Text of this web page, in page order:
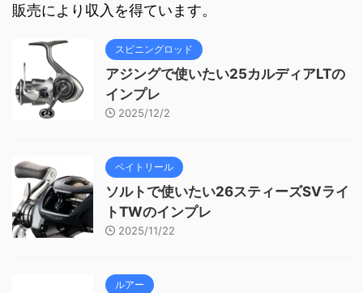
販売により収入を得ています。
スピニングロッド
アジングで使いたい25カルディアLTの
インプレ
2025/12/2
ベイトリール
ソルトで使いたい26スティーズSVライ
トTWのインプレ
2025/11/22
ルアー